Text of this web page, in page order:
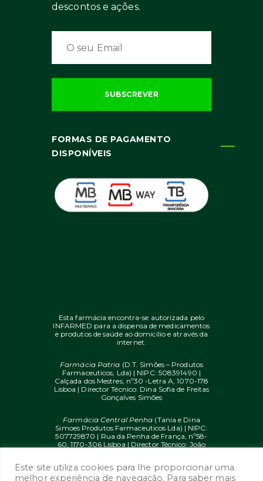
descontos e ações.
FORMAS DE PAGAMENTO
DISPONÍVEIS
Esta farmácia encontra-se autorizada pelo
INFARMED para a dispensa de medicamentos
e produtos de saúde ao domicílio e através da
internet.
Farmácia Patria (D.T. Simões – Produtos
Farmaceuticos, Lda) | NIPC: 508391490 |
Calçada dos Mestres, nº30 -Letra A, 1070-178
Lisboa | Director Técnico: Dina Sofia de Freitas
Gonçalves Simões
Farmácia Central Penha (Tania e Dina
Simoes Produtos Farmaceuticos Lda) | NIPC:
507729870 | Rua da Penha de França, nº58-
60, 1170-306 Lisboa | Director Técnico: João
© 2020 farmaciaon.pt | Design and
Este site utiliza cookies para lhe proporcionar uma
melhor experiência de navegação. Para saber mais